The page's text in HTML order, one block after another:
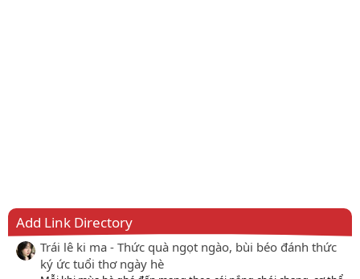
Add Link Directory
Trái lê ki ma - Thức quà ngọt ngào, bùi béo đánh thức
ký ức tuổi thơ ngày hè